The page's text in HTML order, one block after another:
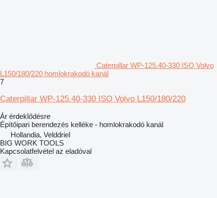
Caterpillar WP-125.40-330 ISO Volvo
L150/180/220 homlokrakodó kanál
7
Caterpillar WP-125.40-330 ISO Volvo L150/180/220
Ár érdeklődésre
Építőipari berendezés kelléke - homlokrakodó kanál
Hollandia, Velddriel
BIG WORK TOOLS
Kapcsolatfelvétel az eladóval